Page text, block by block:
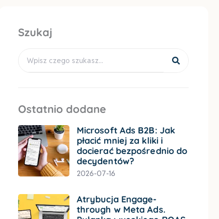
Szukaj
Ostatnio dodane
Microsoft Ads B2B: Jak
płacić mniej za kliki i
docierać bezpośrednio do
decydentów?
2026-07-16
Atrybucja Engage-
through w Meta Ads.